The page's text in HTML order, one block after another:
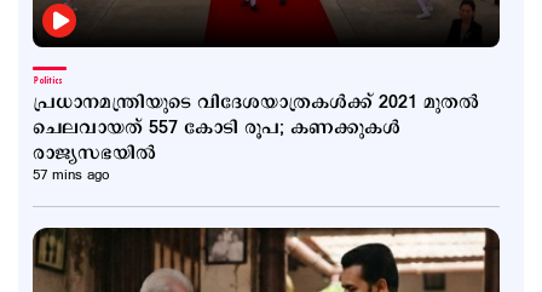
Politics
പ്രധാനമന്ത്രിയുടെ വിദേശയാത്രകൾക്ക് 2021 മുതൽ
ചെലവായത് 557 കോടി രൂപ; കണക്കുകൾ
രാജ്യസഭയിൽ
57 mins ago